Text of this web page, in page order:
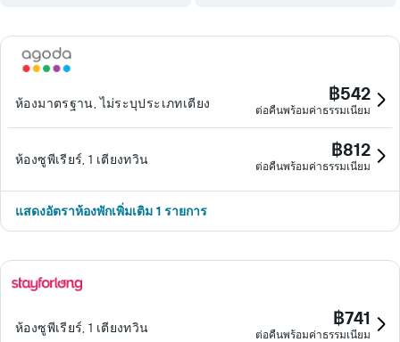
ห้องมาตรฐาน, ไม่ระบุประเภทเตียง ฿542
ต่อคืนพร้อมค่าธรรมเนียม
ห้องซูพีเรียร์, 1 เตียงทวิน ฿812
ต่อคืนพร้อมค่าธรรมเนียม
แสดงอัตราห้องพักเพิ่มเติม 1 รายการ
ห้องซูพีเรียร์, 1 เตียงทวิน ฿741
ต่อคืนพร้อมค่าธรรมเนียม